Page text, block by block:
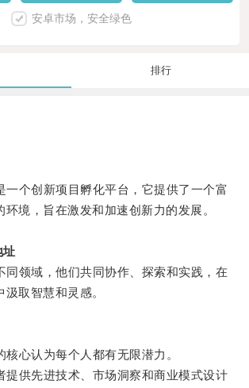
安卓市场，安全绿色
排行
个创新项目孵化平台，它提供了一个富
境，旨在激发和加速创新力的发展。
址
领域，他们共同协作、探索和实践，在
取智慧和灵感。
心认为每个人都有无限潜力。
供先进技术、市场洞察和商业模式设计